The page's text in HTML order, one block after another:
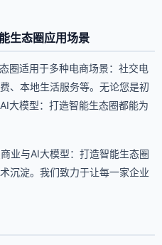
生态圈应用场景
圈适用于多种电商场景：社交电
、本地生活服务等。无论您是初
大模型：打造智能生态圈都能为
业与AI大模型：打造智能生态圈
沉淀。我们致力于让每一家企业